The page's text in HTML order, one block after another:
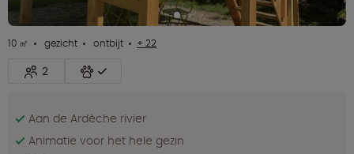
10 ㎡ gezicht ontbijt + 22
2
Aan de Ardèche rivier
Animatie voor het hele gezin